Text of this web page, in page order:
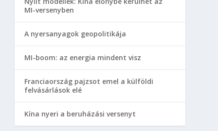
MI-versenyben
A nyersanyagok geopolitikája
MI-boom: az energia mindent visz
Franciaország pajzsot emel a külföldi
felvásárlások elé
Kína nyeri a beruházási versenyt